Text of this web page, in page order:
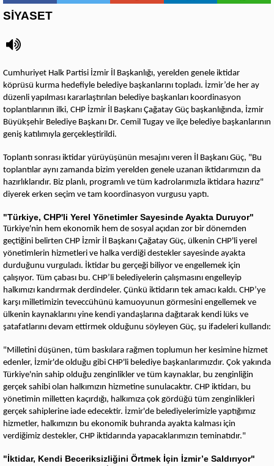
SİYASET
Cumhuriyet Halk Partisi İzmir İl Başkanlığı, yerelden genele iktidar
köprüsü kurma hedefiyle belediye başkanlarını topladı. İzmir’de her ay
düzenli yapılması kararlaştırılan belediye başkanları koordinasyon
toplantılarının ilki, CHP İzmir İl Başkanı Çağatay Güç başkanlığında, İzmir
Büyükşehir Belediye Başkanı Dr. Cemil Tugay ve ilçe belediye başkanlarının
geniş katılımıyla gerçekleştirildi.
Toplantı sonrası iktidar yürüyüşünün mesajını veren İl Başkanı Güç, "Bu
toplantılar aynı zamanda bizim yerelden genele uzanan iktidarımızın da
hazırlıklarıdır. Biz planlı, programlı ve tüm kadrolarımızla iktidara hazırız"
diyerek erken seçim ve tam koordinasyon vurgusu yaptı.
"Türkiye, CHP'li Yerel Yönetimler Sayesinde Ayakta Duruyor"
Türkiye'nin hem ekonomik hem de sosyal açıdan zor bir dönemden
geçtiğini belirten CHP İzmir İl Başkanı Çağatay Güç, ülkenin CHP'li yerel
yönetimlerin hizmetleri ve halka verdiği destekler sayesinde ayakta
durduğunu vurguladı. İktidar bu gerçeği biliyor ve engellemek için
çalışıyor. Tüm çabası bu. CHP’li belediyelerin çalışmasını engelleyip
halkımızı kandırmak derdindeler. Çünkü iktidarın tek amacı kaldı. CHP’ye
karşı milletimizin teveccühünü kamuoyunun görmesini engellemek ve
ülkenin kaynaklarını yine kendi yandaşlarına dağıtarak kendi lüks ve
şatafatlarını devam ettirmek olduğunu söyleyen Güç, şu ifadeleri kullandı:
"Milletini düşünen, tüm baskılara rağmen toplumun her kesimine hizmet
edenler, İzmir'de olduğu gibi CHP'li belediye başkanlarımızdır. Çok yakında
Türkiye'nin sahip olduğu zenginlikler ve tüm kaynaklar, bu zenginliğin
gerçek sahibi olan halkımızın hizmetine sunulacaktır. CHP iktidarı, bu
yönetimin milletten kaçırdığı, halkımıza çok gördüğü tüm zenginlikleri
gerçek sahiplerine iade edecektir. İzmir'de belediyelerimizle yaptığımız
hizmetler, halkımızın bu ekonomik buhranda ayakta kalması için
verdiğimiz destekler, CHP iktidarında yapacaklarımızın teminatıdır."
"İktidar, Kendi Beceriksizliğini Örtmek İçin İzmir’e Saldırıyor"